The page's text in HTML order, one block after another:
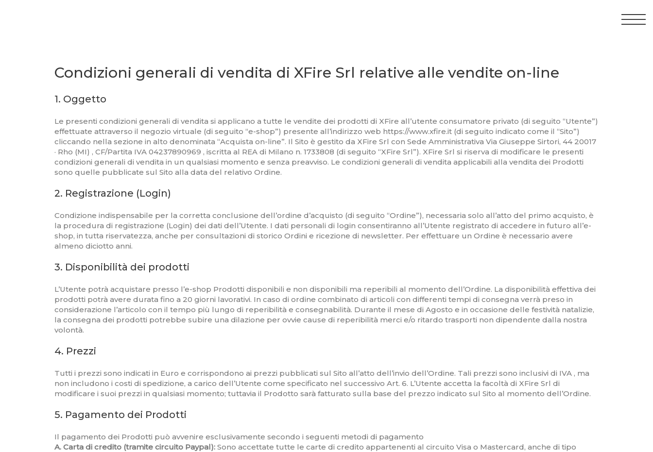
Condizioni generali di vendita di XFire Srl relative alle vendite on-line
1. Oggetto
Le presenti condizioni generali di vendita si applicano a tutte le vendite dei prodotti di XFire all’utente consumatore privato (di seguito “Utente”)
effettuate attraverso il negozio virtuale (di seguito “e-shop”) presente all’indirizzo web https://www.xfire.it (di seguito indicato come il “Sito”)
cliccando nella sezione in alto denominata “Acquista on-line”. Il Sito è gestito da XFire Srl con Sede Amministrativa Via Giuseppe Sirtori, 44 20017
· Rho (MI) , CF/Partita IVA 04237890969 , iscritta al REA di Milano n. 1733808 (di seguito “XFire Srl”). XFire Srl si riserva di modificare le presenti
condizioni generali di vendita in un qualsiasi momento e senza preavviso. Le condizioni generali di vendita applicabili alla vendita dei Prodotti
sono quelle pubblicate sul Sito alla data del relativo Ordine.
2. Registrazione (Login)
Condizione indispensabile per la corretta conclusione dell’ordine d’acquisto (di seguito “Ordine”), necessaria solo all’atto del primo acquisto, è
la procedura di registrazione (Login) dei dati dell’Utente. I dati personali di login consentiranno all’Utente registrato di accedere in futuro all’e-
shop, in tutta riservatezza, anche per consultazioni di storico Ordini e ricezione di newsletter. Per effettuare un Ordine è necessario avere
almeno diciotto anni.
3. Disponibilità dei prodotti
L’Utente potrà acquistare presso l’e-shop Prodotti disponibili e non disponibili ma reperibili al momento dell’Ordine. La disponibilità effettiva dei
prodotti potrà avere durata fino a 20 giorni lavorativi. In caso di ordine combinato di articoli con differenti tempi di consegna verrà preso in
considerazione l’articolo con il tempo più lungo di reperibilità e consegnabilità. Durante il mese di Agosto e in occasione delle festività natalizie,
la consegna dei prodotti potrebbe subire una dilazione per ovvie cause di reperibilità merci e/o ritardo trasporti non dipendente dalla nostra
volontà.
4. Prezzi
Tutti i prezzi sono indicati in Euro e corrispondono ai prezzi pubblicati sul Sito all’atto dell’invio dell’Ordine. Tali prezzi sono inclusivi di IVA , ma
non includono i costi di spedizione, a carico dell’Utente come specificato nel successivo Art. 6. L’Utente accetta la facoltà di XFire Srl di
modificare i suoi prezzi in qualsiasi momento; tuttavia il Prodotto sarà fatturato sulla base del prezzo indicato sul Sito al momento dell’Ordine.
5. Pagamento dei Prodotti
Il pagamento dei Prodotti può avvenire esclusivamente secondo i seguenti metodi di pagamento
A. Carta di credito (tramite circuito Paypal): Sono accettate tutte le carte di credito appartenenti al circuito Visa o Mastercard, anche di tipo